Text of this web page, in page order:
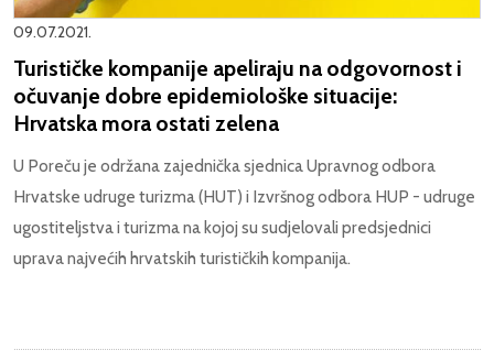
09.07.2021.
Turističke kompanije apeliraju na odgovornost i
očuvanje dobre epidemiološke situacije:
Hrvatska mora ostati zelena
U Poreču je održana zajednička sjednica Upravnog odbora
Hrvatske udruge turizma (HUT) i Izvršnog odbora HUP - udruge
ugostiteljstva i turizma na kojoj su sudjelovali predsjednici
uprava najvećih hrvatskih turističkih kompanija.